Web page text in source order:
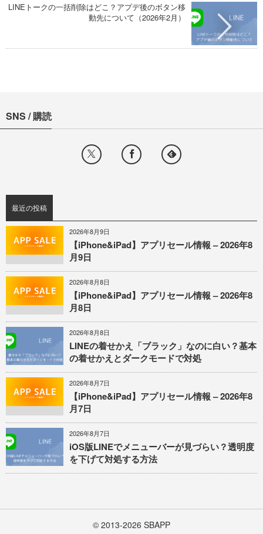
LINEトークの一括削除はどこ？アプデ後のボタン移
動先について（2026年2月）
SNS / 購読
最近の投稿
2026年8月9日
【iPhone&iPad】アプリセール情報 – 2026年8
月9日
2026年8月8日
【iPhone&iPad】アプリセール情報 – 2026年8
月8日
2026年8月8日
LINEの着せかえ「ブラック」なのに白い？基本
の着せかえとダークモードで対処
2026年8月7日
【iPhone&iPad】アプリセール情報 – 2026年8
月7日
2026年8月7日
iOS版LINEでメニューバーが見づらい？透明度
を下げて対処する方法
© 2013-2026 SBAPP